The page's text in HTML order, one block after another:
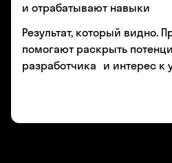
и отрабатывают навыки
Результат, который видно.
помогают раскрыть
разработчика и интерес к